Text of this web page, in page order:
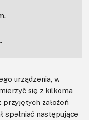
urządzenia, w
się z kilkoma
założeń
spełniać następujące